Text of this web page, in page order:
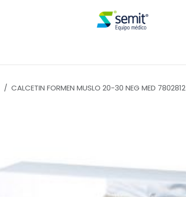
CALCETIN FORMEN MUSLO 20-30 NEG MED 7802812